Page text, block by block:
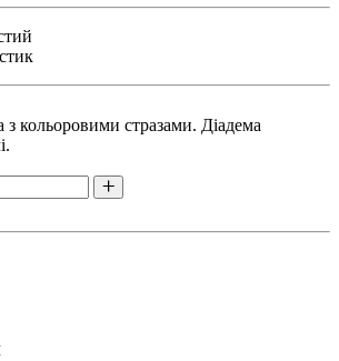
з кольоровими стразами. Діадема